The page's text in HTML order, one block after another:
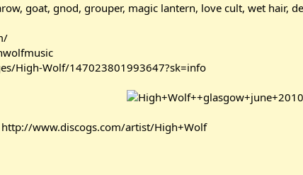
goat, gnod, grouper, magic lantern, love cult, wet hair,
High-Wolf/147023801993647?sk=info
http://www.discogs.com/artist/High+Wolf